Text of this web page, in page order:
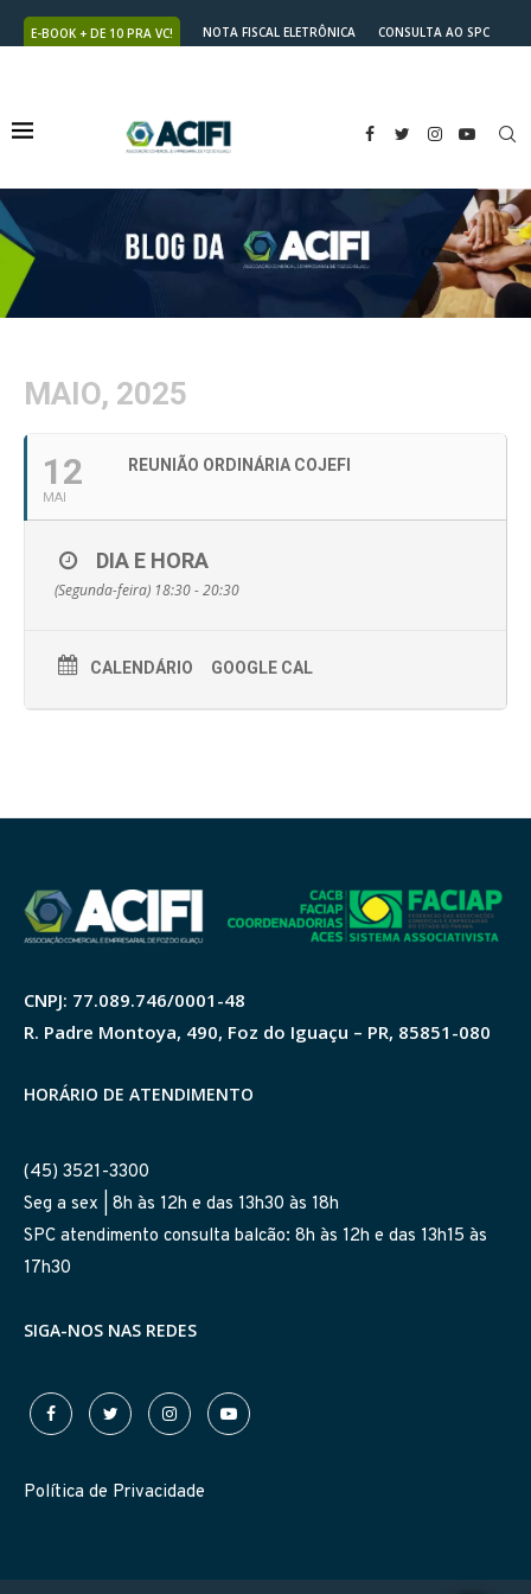
E-BOOK + DE 10 PRA VC! NOTA FISCAL ELETRÔNICA
CONSULTA AO SPC
MAIO, 2025
12
MAI
REUNIÃO ORDINÁRIA COJEFI
DIA E HORA
(Segunda-feira) 18:30 - 20:30
CALENDÁRIO GOOGLE CAL
CNPJ: 77.089.746/0001-48
R. Padre Montoya, 490, Foz do Iguaçu – PR, 85851-080
HORÁRIO DE ATENDIMENTO
(45) 3521-3300
Seg a sex | 8h às 12h e das 13h30 às 18h
SPC atendimento consulta balcão: 8h às 12h e das 13h15 às
17h30
SIGA-NOS NAS REDES
Política de Privacidade